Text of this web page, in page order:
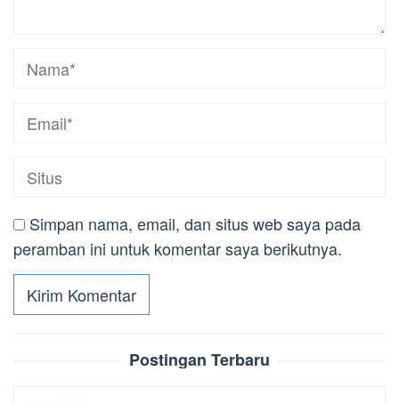
Simpan nama, email, dan situs web saya pada
peramban ini untuk komentar saya berikutnya.
Postingan Terbaru